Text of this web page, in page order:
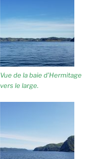
Vue de la baie d’Hermitage
vers le large.